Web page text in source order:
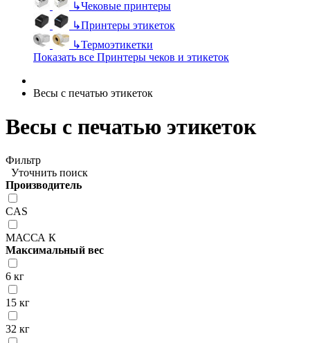
↳Чековые принтеры
↳Принтеры этикеток
↳Термоэтикетки
Показать все Принтеры чеков и этикеток
Весы с печатью этикеток
Весы с печатью этикеток
Фильтр
Уточнить поиск
Производитель
CAS
МАССА К
Максимальный вес
6 кг
15 кг
32 кг